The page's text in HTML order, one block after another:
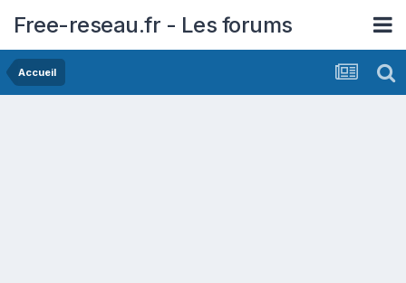
Free-reseau.fr - Les forums
Accueil